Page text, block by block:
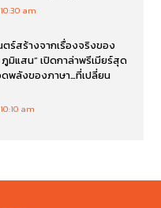
10:30 am
ตร์สร้างจากเรื่องจริงของ
มิแสน” เปิดกาล่าพรีเมียร์สุด
พลังของภาษา…ที่เปลี่ยน
10:10 am